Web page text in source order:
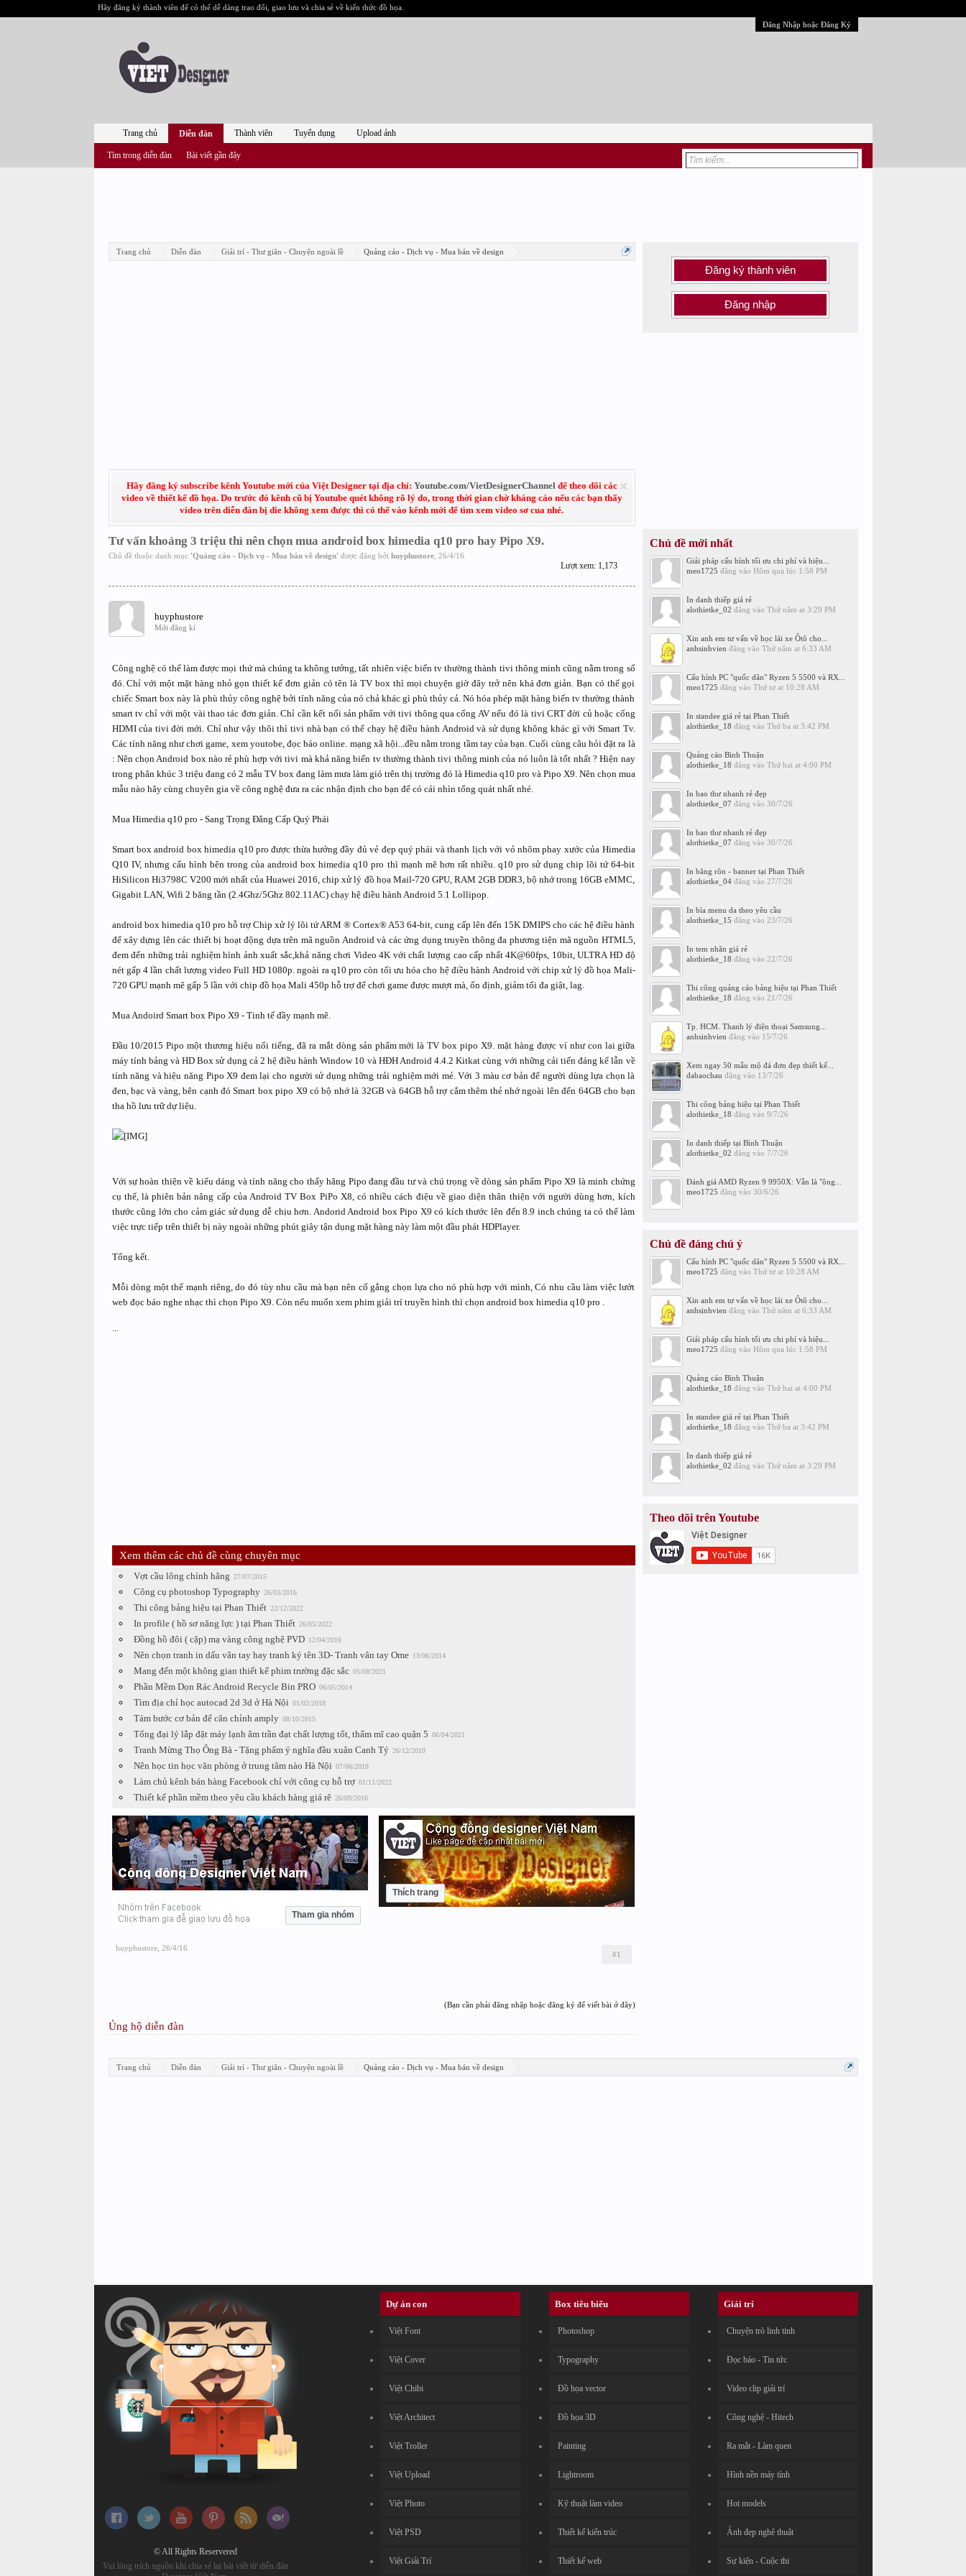
Hãy đăng ký thành viên để có thể dễ dàng trao đổi, giao lưu và chia sẻ về kiến thức đồ họa.
Đăng Nhập hoặc Đăng Ký
Trang chủ Diễn đàn Giải trí - Thư giãn - Chuyện ngoài lề Quảng cáo - Dịch vụ - Mua bán về design
Hãy đăng ký subscribe kênh Youtube mới của Việt Designer tại địa chỉ: Youtube.com/VietDesignerChannelđể theo dõi các
video về thiết kế đồ họa. Do trước đó kênh cũ bị Youtube quét không rõ lý do, trong thời gian chờ kháng cáo nếu các bạn thấy
video trên diễn đàn bị die không xem được thì có thể vào kênh mới để tìm xem video sơ cua nhé.
Tư vấn khoảng 3 triệu thì nên chọn mua android box himedia q10 pro hay Pipo X9.
Chủ đề thuộc danh mục 'Quảng cáo - Dịch vụ - Mua bán về design' được đăng bởi huyphustore, 26/4/16
Lượt xem: 1,173
huyphustore
Mới đăng kí
Công nghệ có thể làm được mọi thứ mà chúng ta không tưởng, tất nhiên việc biến tv thường thành tivi thông minh cũng nằm trong số
đó. Chỉ với một mặt hàng nhỏ gọn thiết kế đơn giản có tên là TV box thì mọi chuyện giờ đây trở nên khá đơn giản. Bạn có thể gọi
chiếc Smart box này là phù thủy công nghệ bởi tính năng của nó chả khác gì phù thủy cả. Nó hóa phép mặt hàng biến tv thường thành
smart tv chỉ với một vài thao tác đơn giản. Chỉ cần kết nối sản phẩm với tivi thông qua cổng AV nếu đó là tivi CRT đời củ hoặc cổng
HDMI của tivi đời mới. Chỉ như vậy thôi thì tivi nhà bạn có thể chạy hệ điều hành Android và sử dụng không khác gì với Smart Tv.
Các tính năng như chơi game, xem youtobe, đọc báo online. mạng xã hội...đều nằm trong tầm tay của bạn. Cuối cùng câu hỏi đặt ra là
: Nên chọn Android box nào rẻ phù hợp với tivi mà khả năng biến tv thường thành tivi thông minh của nó luôn là tốt nhất ? Hiện nay
trong phân khúc 3 triệu đang có 2 mẫu TV box đang làm mưa làm gió trên thị trường đó là Himedia q10 pro và Pipo X9. Nên chọn mua
mẫu nào hãy cùng chuyên gia về công nghệ đưa ra các nhận định cho bạn để có cái nhìn tổng quát nhất nhé.
Mua Himedia q10 pro - Sang Trọng Đẳng Cấp Quý Phái
Smart box android box himedia q10 pro được thừa hưởng đầy đủ vẻ đẹp quý phái và thanh lịch với vỏ nhôm phay xước của Himedia
Q10 IV, nhưng cấu hình bên trong của android box himedia q10 pro thì mạnh mẽ hơn rất nhiều. q10 pro sử dụng chip lõi tứ 64-bit
HiSilicon Hi3798C V200 mới nhất của Huawei 2016, chip xử lý đồ họa Mail-720 GPU, RAM 2GB DDR3, bộ nhớ trong 16GB eMMC,
Gigabit LAN, Wifi 2 băng tần (2.4Ghz/5Ghz 802.11AC) chạy hệ điều hành Android 5.1 Lollipop.
android box himedia q10 pro hỗ trợ Chip xử lý lõi tứ ARM ® Cortex® A53 64-bit, cung cấp lên đến 15K DMIPS cho các hệ điều hành
để xây dựng lên các thiết bị hoạt động dựa trên mã nguồn Android và các ứng dụng truyền thông đa phương tiện mã nguồn HTML5,
đem đến những trải nghiệm hình ảnh xuất sắc,khả năng chơi Video 4K với chất lượng cao cấp nhất 4K@60fps, 10bit, ULTRA HD độ
nét gấp 4 lần chất lượng video Full HD 1080p. ngoài ra q10 pro còn tối ưu hóa cho hệ điều hành Android với chip xử lý đồ họa Mali-
720 GPU mạnh mẽ gấp 5 lần với chip đồ họa Mali 450p hỗ trợ để chơi game được mượt mà, ổn định, giảm tối đa giật, lag.
Mua Andoird Smart box Pipo X9 - Tinh tế đầy mạnh mẽ.
Đầu 10/2015 Pipo một thương hiệu nổi tiếng, đã ra mắt dòng sản phẩm mới là TV box pipo X9. mặt hàng được ví như con lai giữa
máy tính bảng và HD Box sử dụng cả 2 hệ điều hành Window 10 và HĐH Android 4.4.2 Kitkat cùng với những cải tiến đáng kể lẫn về
tính năng và hiệu năng Pipo X9 đem lại cho người sử dụng những trải nghiệm mới mẻ. Với 3 màu cơ bản để người dùng lựa chọn là
đen, bạc và vàng, bên cạnh đó Smart box pipo X9 có bộ nhớ là 32GB và 64GB hỗ trợ cắm thêm thẻ nhớ ngoài lên đến 64GB cho bạn
tha hồ lưu trữ dự liệu.
Với sự hoàn thiện về kiểu dáng và tính năng cho thấy hãng Pipo đang đầu tư và chú trọng về dòng sản phẩm Pipo X9 là minh chứng
cụ thể, là phiên bản nâng cấp của Android TV Box PiPo X8, có nhiều cách điệu về giao diện thân thiện với người dùng hơn, kích
thước cũng lớn cho cảm giác sử dụng dễ chịu hơn. Andorid Android box Pipo X9 có kích thước lên đến 8.9 inch chúng ta có thể làm
việc trực tiếp trên thiết bị này ngoài những phút giây tận dụng mặt hàng này làm một đầu phát HDPlayer.
Tổng kết.
Mỗi dòng một thế mạnh riêng, do đó tùy nhu cầu mà bạn nên cố gắng chọn lựa cho nó phù hợp với mình, Có nhu cầu làm việc lướt
web đọc báo nghe nhạc thì chọn Pipo X9. Còn nếu muốn xem phim giải trí truyền hình thì chọn android box himedia q10 pro .
...
Xem thêm các chủ đề cùng chuyên mục
Vợt cầu lông chính hãng 27/07/2015
Công cụ photoshop Typography 26/03/2016
Thi công bảng hiệu tại Phan Thiết 22/12/2022
In profile ( hồ sơ năng lực ) tại Phan Thiết 26/05/2022
Đồng hồ đôi ( cặp) mạ vàng công nghệ PVD 12/04/2016
Nên chọn tranh in dấu vân tay hay tranh ký tên 3D- Tranh vân tay Ome 13/06/2014
Mang đến một không gian thiết kế phim trường đặc sắc 05/08/2021
Phần Mềm Dọn Rác Android Recycle Bin PRO 06/05/2014
Tìm địa chỉ học autocad 2d 3d ở Hà Nội 01/02/2018
Tám bước cơ bản để căn chỉnh amply 08/10/2015
Tổng đại lý lắp đặt máy lạnh âm trần đạt chất lượng tốt, thẩm mĩ cao quận 5 06/04/2021
Tranh Mừng Thọ Ông Bà - Tặng phẩm ý nghĩa đầu xuân Canh Tý 26/12/2019
Nên học tin học văn phòng ở trung tâm nào Hà Nội 07/06/2018
Làm chủ kênh bán hàng Facebook chỉ với công cụ hỗ trợ 01/11/2022
Thiết kế phần mềm theo yêu cầu khách hàng giá rẽ 26/09/2016
Tham gia nhóm
Thích trang
huyphustore, 26/4/16
#1
(Bạn cần phải đăng nhập hoặc đăng ký để viết bài ở đây)
Ủng hộ diễn đàn
Đăng ký thành viên
Đăng nhập
Chủ đề mới nhất
Giải pháp cấu hình tối ưu chi phí và hiệu...
meo1725 đăng vào Hôm qua lúc 1:58 PM
In danh thiếp giá rẻ
alothietke_02 đăng vào Thứ năm at 3:29 PM
Xin anh em tư vấn về học lái xe Ôtô cho...
anhsinhvien đăng vào Thứ năm at 6:33 AM
Cấu hình PC "quốc dân" Ryzen 5 5500 và RX...
meo1725 đăng vào Thứ tư at 10:28 AM
In standee giá rẻ tại Phan Thiết
alothietke_18 đăng vào Thứ ba at 3:42 PM
Quảng cáo Bình Thuận
alothietke_18 đăng vào Thứ hai at 4:00 PM
In bao thư nhanh rẻ đẹp
alothietke_07 đăng vào 30/7/26
In bao thư nhanh rẻ đẹp
alothietke_07 đăng vào 30/7/26
In băng rôn - banner tại Phan Thiết
alothietke_04đăng vào 27/7/26
In bìa menu da theo yêu cầu
alothietke_15 đăng vào 23/7/26
In tem nhãn giá rẻ
alothietke_18 đăng vào 22/7/26
Thi công quảng cáo bảng hiệu tại Phan Thiết
alothietke_18 đăng vào 21/7/26
Tp. HCM. Thanh lý điện thoại Samsung...
anhsinhvien đăng vào 15/7/26
Xem ngay 50 mẫu mộ đá đơn đẹp thiết kế...
dabaochau đăng vào 13/7/26
Thi công bảng hiệu tại Phan Thiết
alothietke_18 đăng vào 9/7/26
In danh thiếp tại Bình Thuận
alothietke_02 đăng vào 7/7/26
Đánh giá AMD Ryzen 9 9950X: Vẫn là "ông...
meo1725 đăng vào 30/6/26
Chủ đề đáng chú ý
Cấu hình PC "quốc dân" Ryzen 5 5500 và RX...
meo1725 đăng vào Thứ tư at 10:28 AM
Xin anh em tư vấn về học lái xe Ôtô cho...
anhsinhvien đăng vào Thứ năm at 6:33 AM
Giải pháp cấu hình tối ưu chi phí và hiệu...
meo1725 đăng vào Hôm qua lúc 1:58 PM
Quảng cáo Bình Thuận
alothietke_18 đăng vào Thứ hai at 4:00 PM
In standee giá rẻ tại Phan Thiết
alothietke_18 đăng vào Thứ ba at 3:42 PM
In danh thiếp giá rẻ
alothietke_02 đăng vào Thứ năm at 3:29 PM
Theo dõi trên Youtube
Trang chủ Diễn đàn Giải trí - Thư giãn - Chuyện ngoài lề Quảng cáo - Dịch vụ - Mua bán về design
Trang chủ Diễn đàn
Tìm trong diễn đàn Bài viết gần đây
Thành viên Tuyển dụng Upload ảnh
© All Rights Reservered
Vui lòng trích nguồn khi chia sẻ lại bài viết từ diễn đàn
Dự án con
Việt Font
Việt Cover
Việt Chibi
Việt Architect
Việt Troller
Việt Upload
Việt Photo
Việt PSD
Việt Giải Trí
Box tiêu biểu
Photoshop
Typography
Đồ họa vector
Đồ họa 3D
Painting
Lightroom
Kỹ thuật làm video
Thiết kế kiến trúc
Thiết kế web
Giải trí
Chuyện trò linh tinh
Đọc báo - Tin tức
Video clip giải trí
Công nghệ - Hitech
Ra mắt - Làm quen
Hình nền máy tính
Hot models
Ảnh đẹp nghệ thuật
Sự kiện - Cuộc thi